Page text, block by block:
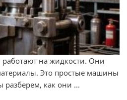
работают на жидкости. Они
Это простые машины
как они ...